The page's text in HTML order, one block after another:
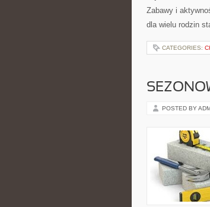
Zabawy i
dla wielu rodzin
CATEGORIES:
POSTED BY